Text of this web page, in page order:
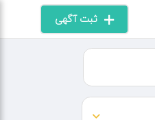
ثبت آگهی